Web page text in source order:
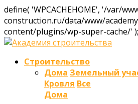
define( 'WPCACHEHOME', '/var/
construction.ru/data/www/
content/plugins/wp-super-cache/' );
Строительство
Дома Земельный
Кровля Все
Дома